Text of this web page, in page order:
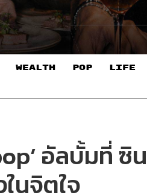
WEALTH POP LIFE
อัลบั้มที่
นจิตใจ